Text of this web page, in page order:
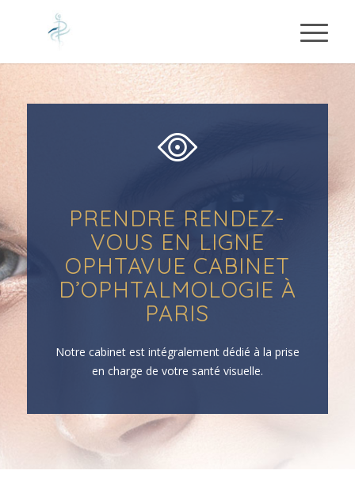
PRENDRE RENDEZ-
VOUS EN LIGNE
OPHTAVUE CABINET
D’OPHTALMOLOGIE À
PARIS
Notre cabinetest intégralement dédié à la prise
en charge de votre santé visuelle.